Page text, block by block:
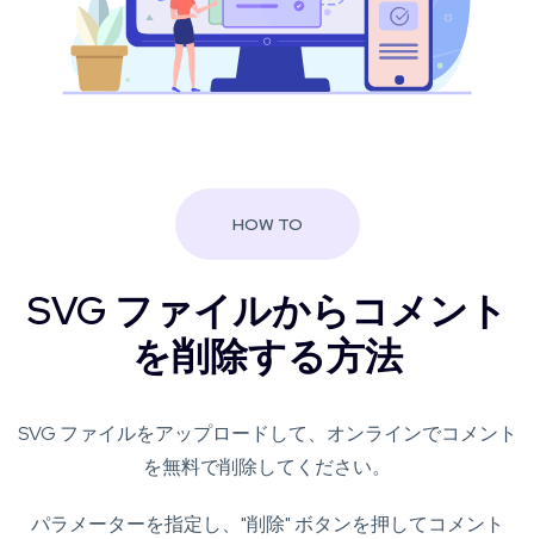
HOW TO
SVG ファイルからコメント
を削除する方法
SVG ファイルをアップロードして、オンラインでコメント
を無料で削除してください。
パラメーターを指定し、"削除" ボタンを押してコメント